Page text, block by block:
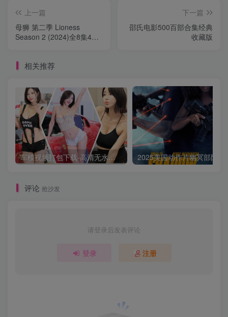
上一篇
母狮 第二季 Lioness
Season 2 (2024)全8集4K
下一篇
邵氏电影500百部合集经典
收藏版
相关推荐
车模视频打包下载-高清无水印版
评论 抢沙发
请登录后发表评论
登录 注册